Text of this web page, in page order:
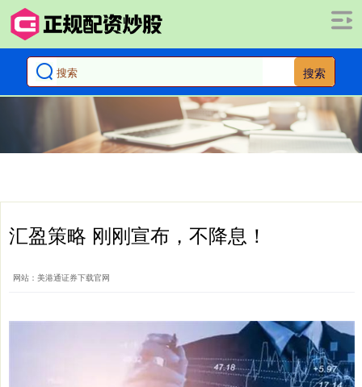
搜索
汇盈策略 刚刚宣布，不降息！
网站：美港通证券下载官网